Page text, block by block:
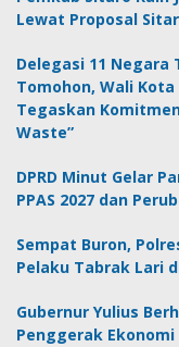
Lewat Proposal
Delegasi 11 Negara
Tomohon, Wali Kota
Tegaskan
Waste”
DPRD Minut Gelar
PPAS 2027 dan
Sempat Buron,
Pelaku Tabrak Lari
Gubernur Yulius
Penggerak